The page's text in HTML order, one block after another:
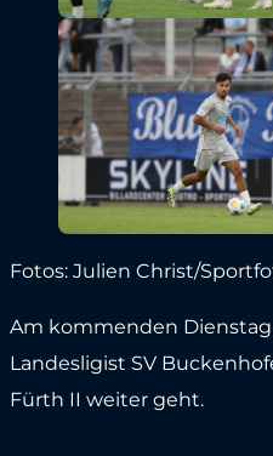
Fotos: Julien Christ/
Am kommenden Dienstag
Landesligist SV
Fürth II weiter geht.